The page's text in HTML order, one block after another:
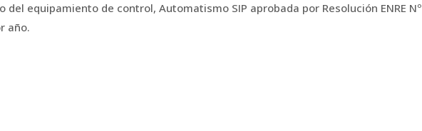
equipamiento de control, Automatismo SIP aprobada por Resolución ENRE Nº
año.